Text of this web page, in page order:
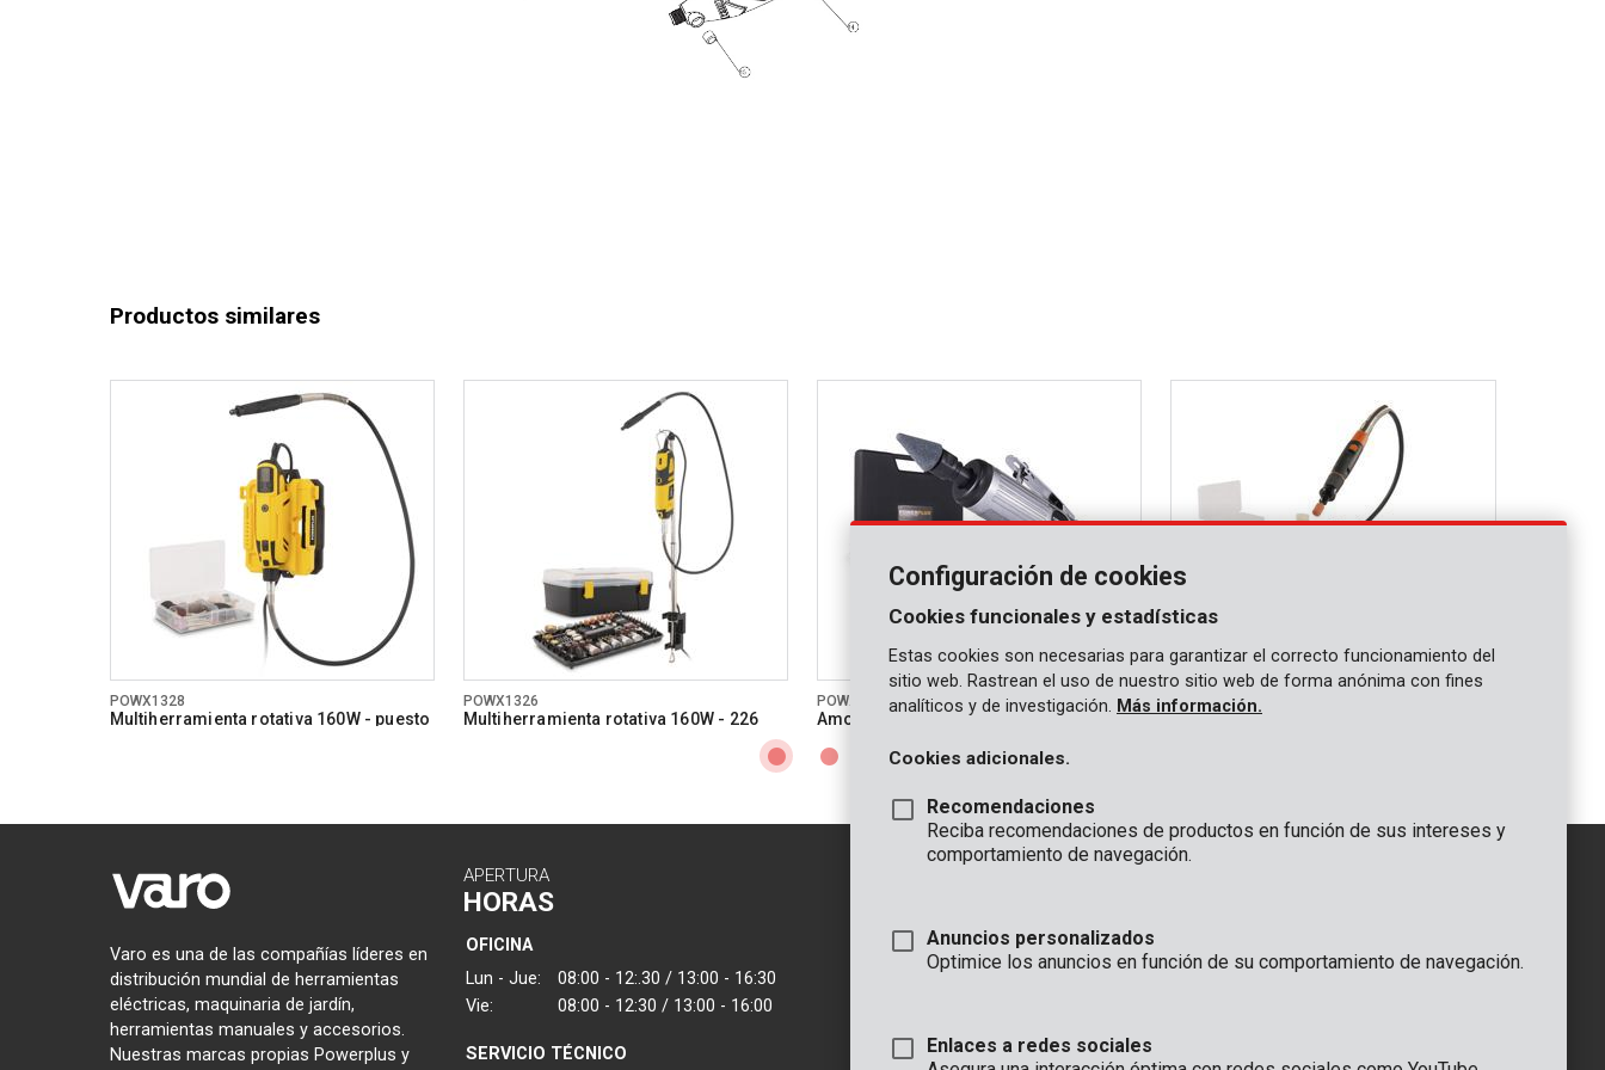
Productos similares
POWX1328
Multiherramienta rotativa 160W - puesto
POWX1326
Multiherramienta rotativa 160W - 226
POWAIR0011
Amoladora recta Neumática 566L/min
POWDP75300
Multiherramienta rotativa 20V -
Varo es una de las compañías líderes en
distribución mundial de herramientas
eléctricas, maquinaria de jardín,
herramientas manuales y accesorios.
Nuestras marcas propias Powerplus y
APERTURA
HORAS
OFICINA
Lun - Jue:
08:00 - 12:.30 / 13:00 - 16:30
Vie:
08:00 - 12:30 / 13:00 - 16:00
SERVICIO TÉCNICO
OFICINA
2500 Lier - Bélgica
GENERAL
Configuración de cookies
Cookies funcionales y estadísticas
Estas cookies son necesarias para garantizar el correcto funcionamiento del
sitio web. Rastrean el uso de nuestro sitio web de forma anónima con fines
analíticos y de investigación. Más información.
Cookies adicionales.
Recomendaciones
Reciba recomendaciones de productos en función de sus intereses y
comportamiento de navegación.
Anuncios personalizados
Optimice los anuncios en función de su comportamiento de navegación.
Enlaces a redes sociales